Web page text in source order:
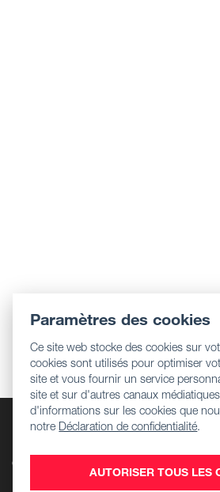
Entreprise
Centre de téléchargement
Paramètres des cookies
Ce site web stocke des cookies sur
cookies sont utilisés pour optimiser
site et vous fournir un service
site et sur d'autres canaux
d'informations sur les cookies que
notre Déclaration de confidentialité.
AUTORISER TOUS LES